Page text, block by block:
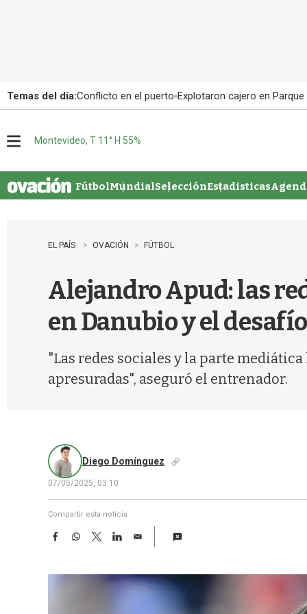
Temas del día:Conflicto en el puerto Explotaron cajero en
u
Montevideo, T 11° H 55%
FútbolMundialSelecciónEstadisticas
EL PAÍS OVACIÓN FÚTBOL
Alejandro Apud: las
en Danubio y el
"Las redes sociales y la parte
apresuradas", aseguró el entrenador.
Diego Domínguez
07/05/2025, 03:10
Compartir esta noticia
F
e
W
t
T
w
t
L
k
e
E
i
l